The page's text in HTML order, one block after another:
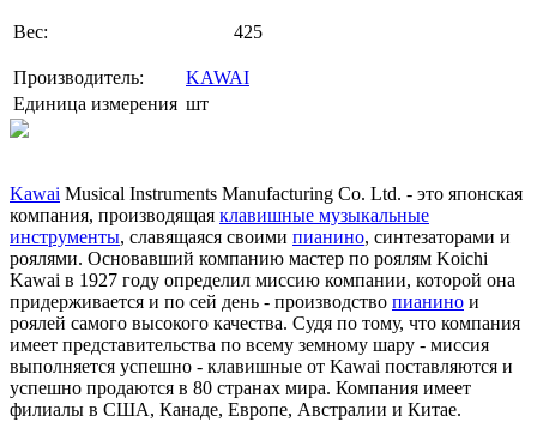
Вес: 425
Производитель:
KAWAI
Единица измерения шт
Kawai Musical Instruments Manufacturing Co. Ltd. - это японская
компания, производящая клавишные музыкальные
инструменты, славящаяся своими пианино, синтезаторами и
роялями. Основавший компанию мастер по роялям Koichi
Kawai в 1927 году определил миссию компании, которой она
придерживается и по сей день - производство пианино и
роялей самого высокого качества. Судя по тому, что компания
имеет представительства по всему земному шару - миссия
выполняется успешно - клавишные от Kawai поставляются и
успешно продаются в 80 странах мира. Компания имеет
филиалы в США, Канаде, Европе, Австралии и Китае.